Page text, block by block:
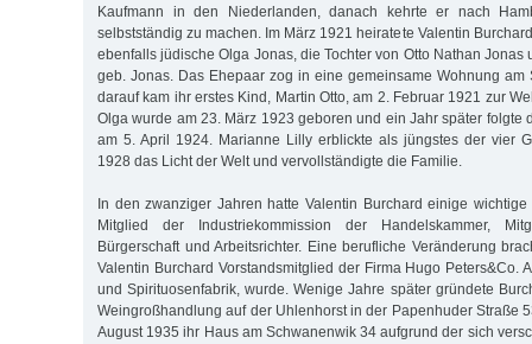
Kauf­mann in den Niederlanden, danach kehrte er nach
selbstständig zu machen. Im März 1921 heiratete Valentin
ebenfalls jüdische Olga Jonas, die Tochter von Otto Nathan Jonas
geb. Jonas. Das Ehe­paar zog in eine gemeinsame Wohnung am
darauf kam ihr erstes Kind, Martin Otto, am 2. Februar 1921 zur
Olga wurde am 23. März 1923 geboren und ein Jahr später folgte
am 5. April 1924. Mari­an­ne Lilly erblickte als jüngstes der vier
1928 das Licht der Welt und vervollständigte die Familie.
In den zwanziger Jahren hatte Valentin Burchard einige
Mit­glied der Industriekommission der Handelskammer,
Bürgerschaft und Arbeitsrichter. Eine berufliche Veränderung
Valen­tin Burchard Vorstandsmitglied der Firma Hugo Peters&Co.
und Spirituosenfabrik, wur­de. We­ni­ge Jahre später gründete
Wein­groß­­handlung auf der Uhlenhorst in der Papenhuder Straße
August 1935 ihr Haus am Schwa­nen­wik 34 aufgrund der sich